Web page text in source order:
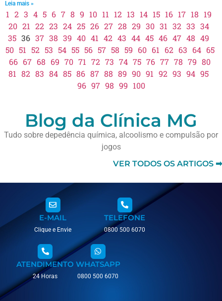
Leia mais »
1 2 3 4 5 6 7 8 9 10 11 12 13 14 15 16 17 18 19
20 21 22 23 24 25 26 27 28 29 30 31 32 33 34
35 36 37 38 39 40 41 42 43 44 45 46 47 48 49
50 51 52 53 54 55 56 57 58 59 60 61 62 63 64 65
66 67 68 69 70 71 72 73 74 75 76 77 78 79 80
81 82 83 84 85 86 87 88 89 90 91 92 93 94 95
96 97 98 99 100
Blog da Clínica MG
Tudo sobre depedência química, alcoolismo e compulsão por
jogos
VER TODOS OS ARTIGOS ➡
E-MAIL
Clique e Envie
TELEFONE
0800 500 6070
ATENDIMENTO
24 Horas
WHATSAPP
0800 500 6070